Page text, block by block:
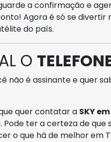
a confirmação e
Agora é só se
do país.
O
não é assinante e quer
quer contatar a SKY
Pode ter a certeza de que
o que há de melhor em